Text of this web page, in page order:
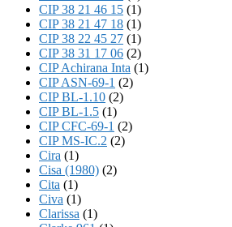
CIP 38 21 46 15 (1)
CIP 38 21 47 18 (1)
CIP 38 22 45 27 (1)
CIP 38 31 17 06 (2)
CIP Achirana Inta (1)
CIP ASN-69-1 (2)
CIP BL-1.10 (2)
CIP BL-1.5 (1)
CIP CFC-69-1 (2)
CIP MS-IC.2 (2)
Cira (1)
Cisa (1980) (2)
Cita (1)
Civa (1)
Clarissa (1)